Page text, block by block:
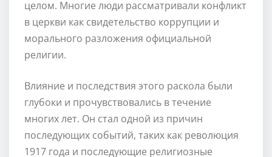
целом. Многие люди рассматривали конфликт
в церкви как свидетельство коррупции и
морального разложения официальной
религии.
Влияние и последствия этого раскола были
глубоки и прочувствовались в течение
многих лет. Он стал одной из причин
последующих событий, таких как революция
1917 года и последующие религиозные